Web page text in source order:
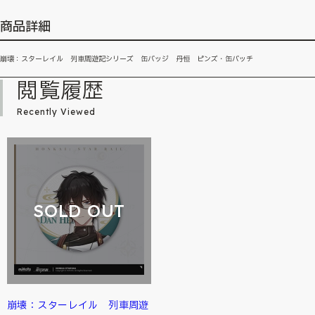
商品詳細
崩壊：スターレイル 列車周遊記シリーズ 缶バッジ 丹恒 ピンズ・缶バッチ
閲覧履歴
Recently Viewed
SOLD OUT
崩壊：スターレイル 列車周遊